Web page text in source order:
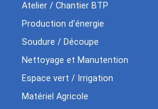
Atelier / Chantier BTP
Production d’énergie
Soudure / Découpe
Nettoyage et Manutention
Espace vert / Irrigation
Matériel Agricole